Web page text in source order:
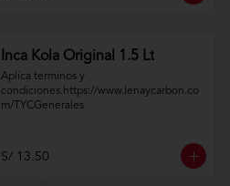
Inca Kola Original 1.5 Lt
Aplica terminos y
condiciones.https://www.lenaycarbon.co
m/TYCGenerales
S/ 13.50